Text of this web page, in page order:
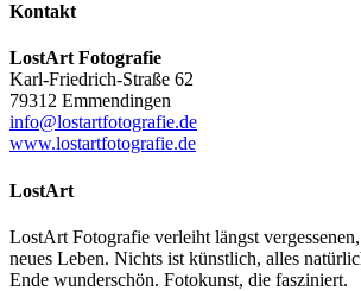
Kontakt
LostArt Fotografie
Karl-Friedrich-Straße 62
79312 Emmendingen
info@lostartfotografie.de
www.lostartfotografie.de
LostArt
LostArt Fotografie verleiht längst
neues Leben. Nichts ist künstlich, alles
Ende wunderschön. Fotokunst, die fasziniert.